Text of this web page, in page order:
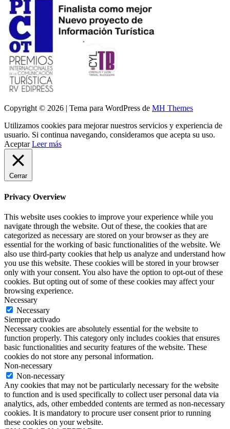
Copyright © 2026 | Tema para WordPress de MH Themes
Utilizamos cookies para mejorar nuestros servicios y experiencia de
usuario. Si continua navegando, consideramos que acepta su uso.
Aceptar Leer más
Cerrar
Privacy Overview
This website uses cookies to improve your experience while you
navigate through the website. Out of these, the cookies that are
categorized as necessary are stored on your browser as they are
essential for the working of basic functionalities of the website. We
also use third-party cookies that help us analyze and understand how
you use this website. These cookies will be stored in your browser
only with your consent. You also have the option to opt-out of these
cookies. But opting out of some of these cookies may affect your
browsing experience.
Necessary
Necessary
Siempre activado
Necessary cookies are absolutely essential for the website to
function properly. This category only includes cookies that ensures
basic functionalities and security features of the website. These
cookies do not store any personal information.
Non-necessary
Non-necessary
Any cookies that may not be particularly necessary for the website
to function and is used specifically to collect user personal data via
analytics, ads, other embedded contents are termed as non-necessary
cookies. It is mandatory to procure user consent prior to running
these cookies on your website.